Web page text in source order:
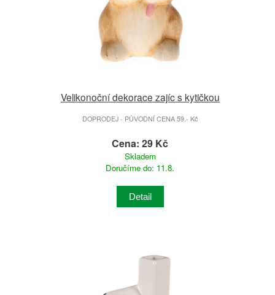
Velikonoční dekorace zajíc s kytičkou
DOPRODEJ - PŮVODNÍ CENA 59.- Kč
Cena: 29 Kč
Skladem
Doručíme do: 11.8.
Detail